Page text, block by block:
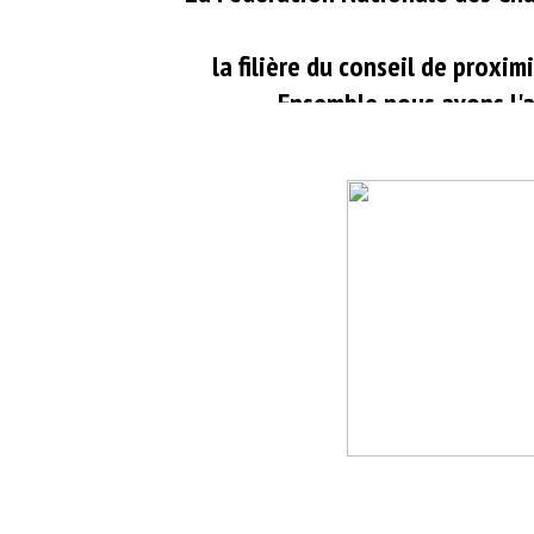
la filière du conseil de
Ensemble nous avons